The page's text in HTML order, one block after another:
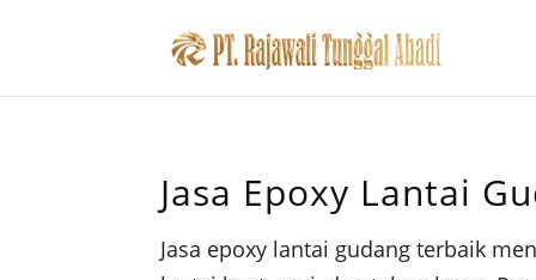
Jasa Epoxy Lantai
Jasa epoxy lantai gudang terbaik